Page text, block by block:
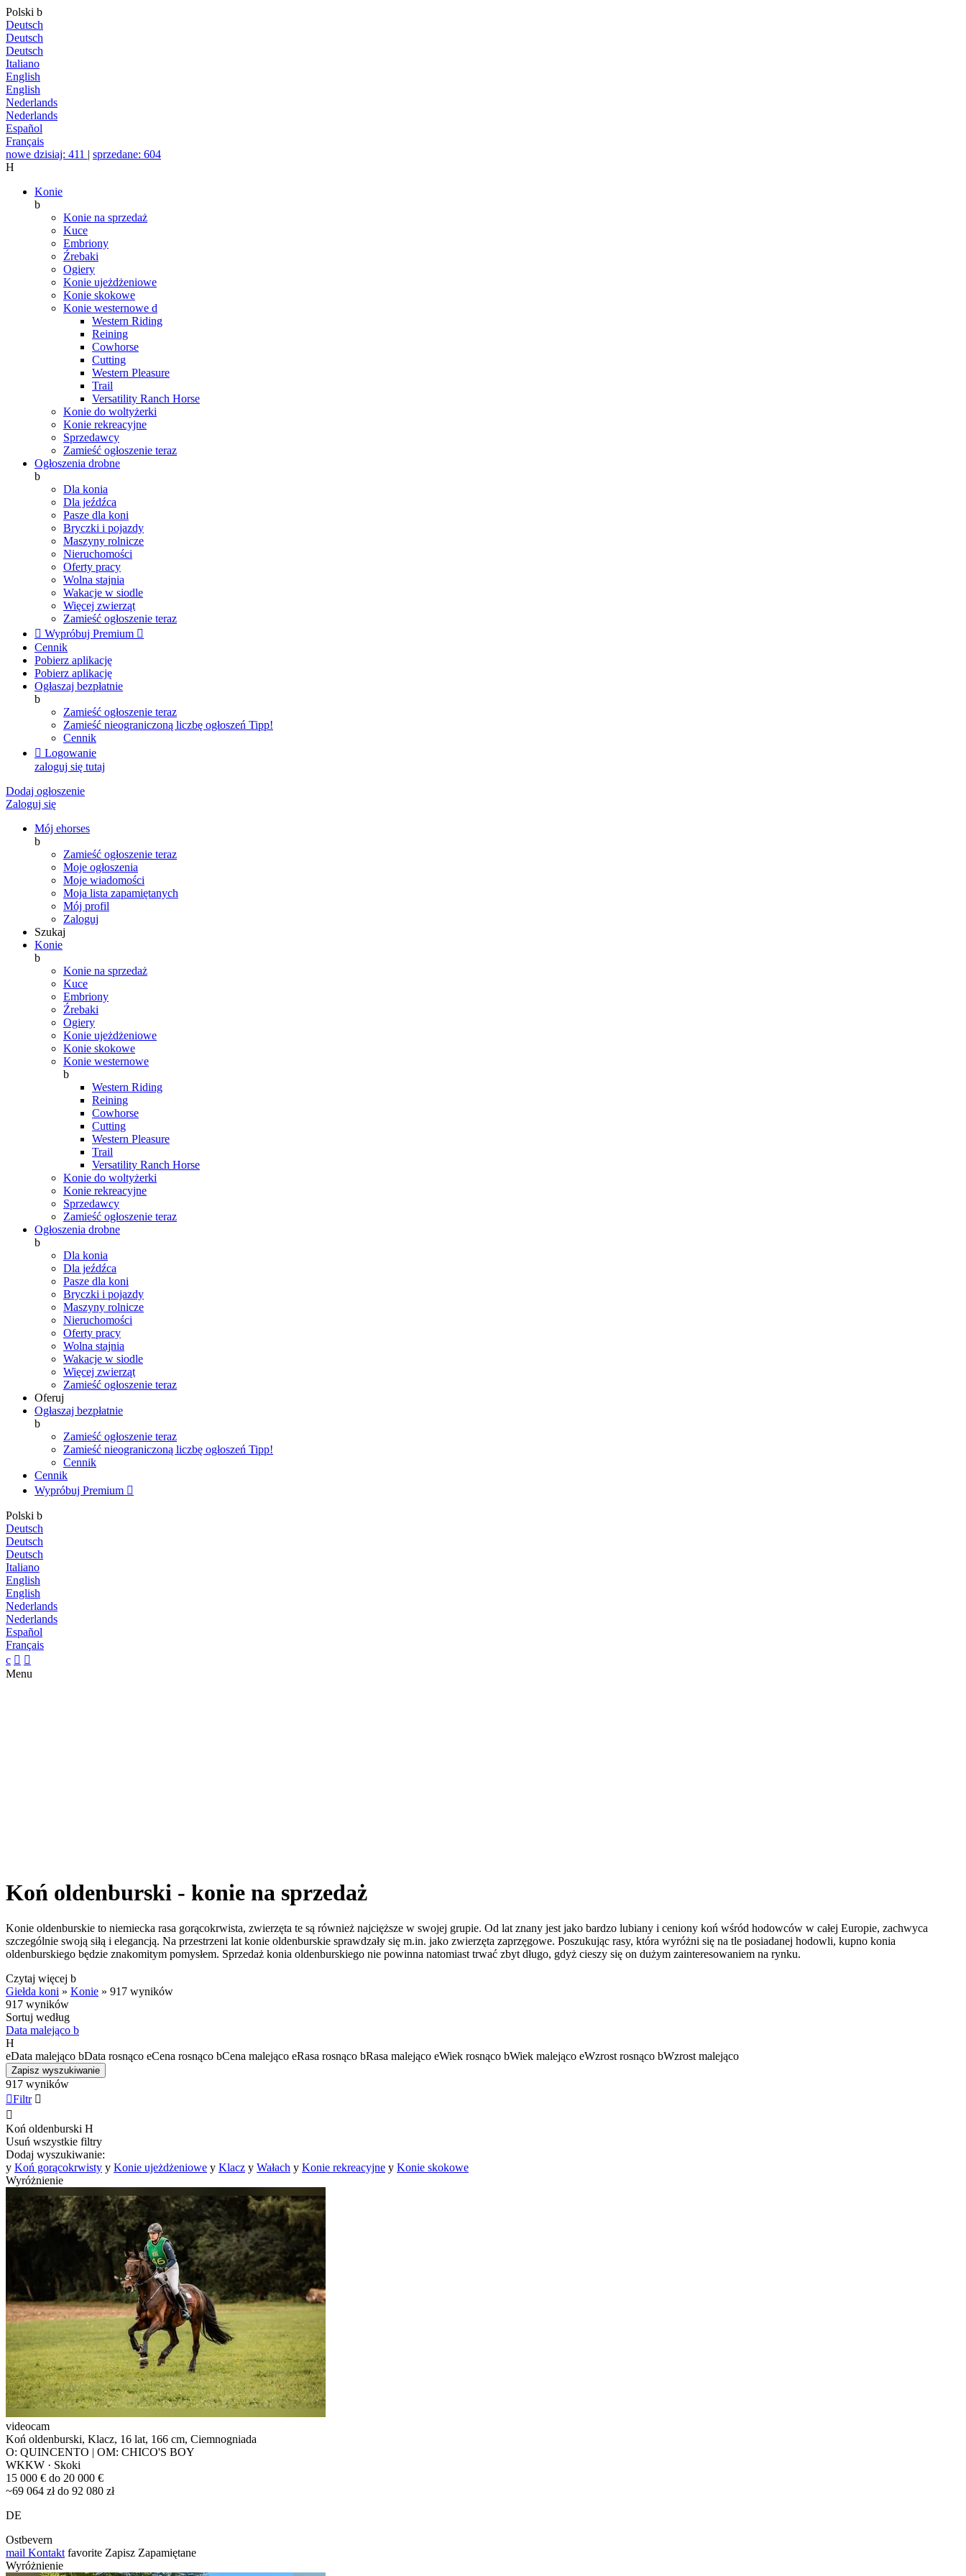
Polski b
Deutsch
Deutsch
Deutsch
Italiano
English
English
Nederlands
Nederlands
Español
Français
nowe dzisiaj: 411 | sprzedane: 604
H
Konie
b
Konie na sprzedaż
Kuce
Embriony
Źrebaki
Ogiery
Konie ujeżdżeniowe
Konie skokowe
Konie westernowe d
Western Riding
Reining
Cowhorse
Cutting
Western Pleasure
Trail
Versatility Ranch Horse
Konie do woltyżerki
Konie rekreacyjne
Sprzedawcy
Zamieść ogłoszenie teraz
Ogłoszenia drobne
b
Dla konia
Dla jeźdźca
Pasze dla koni
Bryczki i pojazdy
Maszyny rolnicze
Nieruchomości
Oferty pracy
Wolna stajnia
Wakacje w siodle
Więcej zwierząt
Zamieść ogłoszenie teraz
 Wypróbuj Premium 
Cennik
Pobierz aplikację
Pobierz aplikację
Ogłaszaj bezpłatnie
b
Zamieść ogłoszenie teraz
Zamieść nieograniczoną liczbę ogłoszeń Tipp!
Cennik
 Logowanie
zaloguj się tutaj
Dodaj ogłoszenie
Zaloguj się
Mój ehorses
b
Zamieść ogłoszenie teraz
Moje ogłoszenia
Moje wiadomości
Moja lista zapamiętanych
Mój profil
Zaloguj
Szukaj
Konie
b
Konie na sprzedaż
Kuce
Embriony
Źrebaki
Ogiery
Konie ujeżdżeniowe
Konie skokowe
Konie westernowe
b
Western Riding
Reining
Cowhorse
Cutting
Western Pleasure
Trail
Versatility Ranch Horse
Konie do woltyżerki
Konie rekreacyjne
Sprzedawcy
Zamieść ogłoszenie teraz
Ogłoszenia drobne
b
Dla konia
Dla jeźdźca
Pasze dla koni
Bryczki i pojazdy
Maszyny rolnicze
Nieruchomości
Oferty pracy
Wolna stajnia
Wakacje w siodle
Więcej zwierząt
Zamieść ogłoszenie teraz
Oferuj
Ogłaszaj bezpłatnie
b
Zamieść ogłoszenie teraz
Zamieść nieograniczoną liczbę ogłoszeń Tipp!
Cennik
Cennik
Wypróbuj Premium 
Polski b
Deutsch
Deutsch
Deutsch
Italiano
English
English
Nederlands
Nederlands
Español
Français
c  
Menu
Koń oldenburski - konie na sprzedaż
Konie oldenburskie to niemiecka rasa gorącokrwista, zwierzęta te są również najcięższe w swojej grupie. Od lat znany jest jako bardzo lubiany i ceniony koń wśród hodowców w całej Europie, zachwyca
szczególnie swoją siłą i elegancją. Na przestrzeni lat konie oldenburskie sprawdzały się m.in. jako zwierzęta zaprzęgowe. Poszukując rasy, która wyróżni się na tle posiadanej hodowli, kupno konia
oldenburskiego będzie znakomitym pomysłem. Sprzedaż konia oldenburskiego nie powinna natomiast trwać zbyt długo, gdyż cieszy się on dużym zainteresowaniem na rynku.
Czytaj więcej b
Giełda koni » Konie » 917 wyników
917 wyników
Sortuj według
Data malejąco b
H
eData malejąco bData rosnąco eCena rosnąco bCena malejąco eRasa rosnąco bRasa malejąco eWiek rosnąco bWiek malejąco eWzrost rosnąco bWzrost malejąco
Zapisz wyszukiwanie
917 wyników
Filtr 

Koń oldenburski H
Usuń wszystkie filtry
Dodaj wyszukiwanie:
y Koń gorącokrwisty y Konie ujeżdżeniowe y Klacz y Wałach y Konie rekreacyjne y Konie skokowe
Wyróżnienie
videocam
Koń oldenburski, Klacz, 16 lat, 166 cm, Ciemnogniada
O: QUINCENTO | OM: CHICO'S BOY
WKKW · Skoki
15 000 € do 20 000 €
~69 064 zł do 92 080 zł
DE
Ostbevern
mail Kontakt favorite Zapisz Zapamiętane
Wyróżnienie